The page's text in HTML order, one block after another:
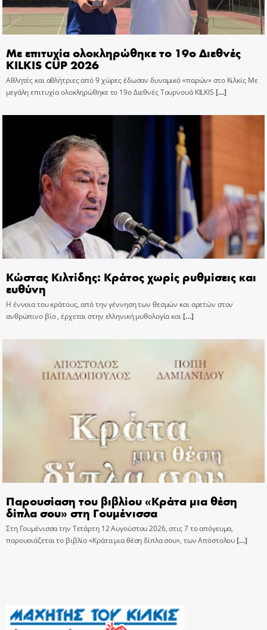
Με επιτυχία ολοκληρώθηκε το 19ο Διεθνές
KILKIS CUP 2026
Αθλητές και αθλήτριες από 9 χώρες έδωσαν δυναμικό «παρών» στο Κιλκίς Με
μεγάλη επιτυχία ολοκληρώθηκε το 19ο Διεθνές Τουρνουά KILKIS […]
Κώστας Κιλτίδης: Κράτος χωρίς ρυθμίσεις και
ευθύνη
Η έννοια του κράτους, από την γέννηση των θεσμών και αρετών στον
ανθρώπινο βίο , έρχεται στην ελληνική μυθολογία και[…]
Παρουσίαση του βιβλίου «Κράτα μια θέση
δίπλα σου» στη Γουμένισσα
Στη Γουμένισσα την Τετάρτη 12 Αυγούστου 2026, στις 7 το απόγευμα,
παρουσιάζεται το βιβλίο «Κράτα μια θέση δίπλα σου», των Απόστολου[…]